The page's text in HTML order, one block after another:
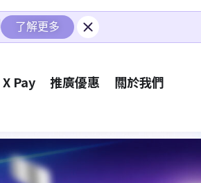
了解更多
X Pay 推廣優惠 關於我們